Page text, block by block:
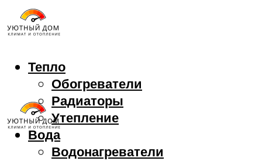
Тепло
Обогреватели
Радиаторы
Утепление
Вода
Водонагреватели